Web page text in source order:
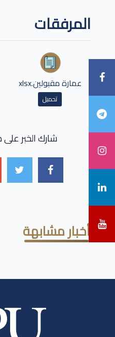
المرفقات
عمارة مقبولين.xlsx
تحميل
شارك الخبر
أخبار مشابهة